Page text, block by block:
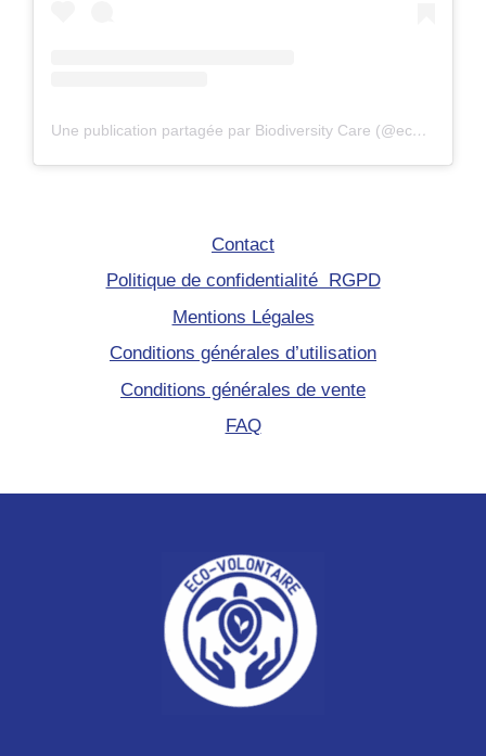
Une publication partagée par Biodiversity Care (@eco.volontaire)
Contact
Politique de confidentialité RGPD
Mentions Légales
Conditions générales d’utilisation
Conditions générales de vente
FAQ